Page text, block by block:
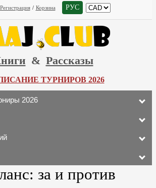
Регистрация / Корзина РУС
& Рассказы
ТУРНИРОВ 2026
2026
за и против